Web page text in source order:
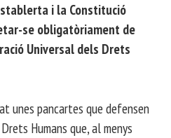
i la Constitució
se obligatòriament de
Universal dels Drets
unes pancartes que defensen
Humans que, al menys